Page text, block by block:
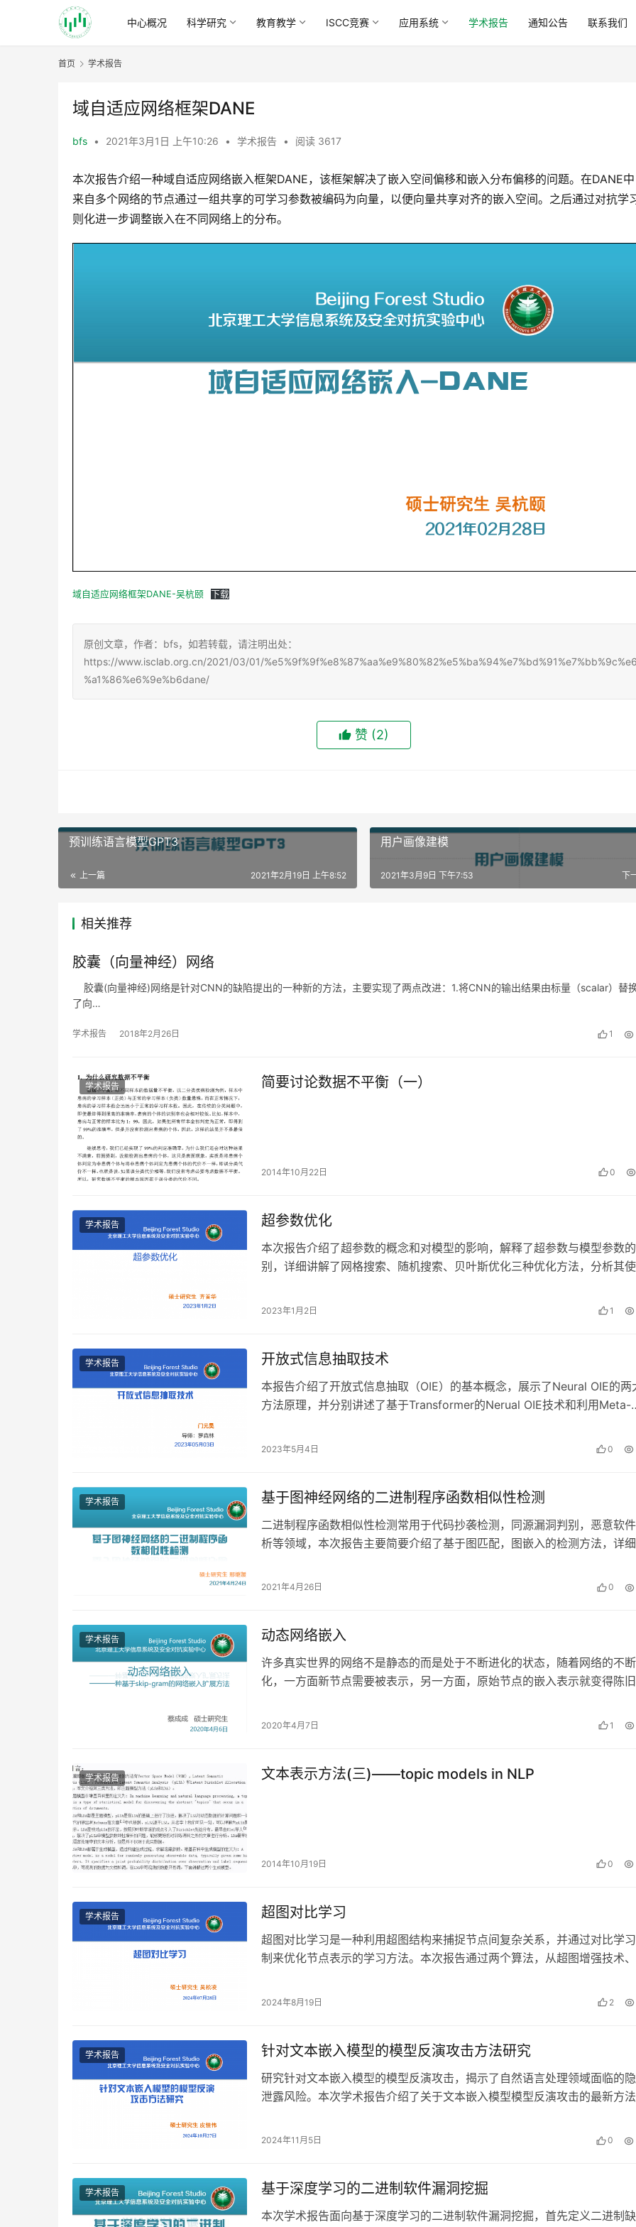
中心概况 科学研究 教育教学 ISCC竞赛 应用系统 学术报告 通知公告 联系我们
首页 学术报告
域自适应网络框架DANE
bfs • 2021年3月1日 上午10:26 • 学术报告 • 阅读 3617
本次报告介绍一种域自适应网络嵌入框架DANE，该框架解决了嵌入空间偏移和嵌入分布偏移的问题。在DANE
来自多个网络的节点通过一组共享的可学习参数被编码为向量，以便向量共享对齐的嵌入空间。之后通过对抗学
则化进一步调整嵌入在不同网络上的分布。
域自适应网络框架DANE-吴杭颐 下载
原创文章，作者：bfs，如若转载，请注明出处：
https://www.isclab.org.cn/2021/03/01/
%a1%86%e6%9e%b6dane/
赞 (2)
预训练语言模型GPT3
上一篇 2021年2月19日 上午8:52
用户画像建模
下
2021年3月9日 下午7:53
相关推荐
胶囊（向量神经）网络
胶囊(向量神经)网络是针对CNN的缺陷提出的一种新的方法，主要实现了两点改进：1.将CNN的输出结果由标量（scalar）替
了向…
学术报告 2018年2月26日 1
学术报告 简要讨论数据不平衡（一）
2014年10月22日 0
学术报告 超参数优化
本次报告介绍了超参数的概念和对模型的影响，解释了超参数与模型参数
别，详细讲解了网格搜索、随机搜索、贝叶斯优化三种优化方法，分析其
2023年1月2日 1
学术报告 开放式信息抽取技术
本报告介绍了开放式信息抽取（OIE）的基本概念，展示了Neural OIE的两
方法原理，并分别讲述了基于Transformer的Nerual OIE技术和利用Meta-
2023年5月4日 0
学术报告 基于图神经网络的二进制程序函数相似性检测
二进制程序函数相似性检测常用于代码抄袭检测，同源漏洞判别，恶意软
析等领域，本次报告主要简要介绍了基于图匹配，图嵌入的检测方法，详
2021年4月26日 0
学术报告 动态网络嵌入
许多真实世界的网络不是静态的而是处于不断进化的状态，随着网络的不
化，一方面新节点需要被表示，另一方面，原始节点的嵌入表示就变得陈
2020年4月7日 1
学术报告 文本表示方法(三)——topic models in NLP
2014年10月19日 0
学术报告 超图对比学习
超图对比学习是一种利用超图结构来捕捉节点间复杂关系，并通过对比学
制来优化节点表示的学习方法。本次报告通过两个算法，从超图增强技术
2024年8月19日 2
学术报告 针对文本嵌入模型的模型反演攻击方法研究
研究针对文本嵌入模型的模型反演攻击，揭示了自然语言处理领域面临的
泄露风险。本次学术报告介绍了关于文本嵌入模型模型反演攻击的最新方
2024年11月5日 0
学术报告 基于深度学习的二进制软件漏洞挖掘
本次学术报告面向基于深度学习的二进制软件漏洞挖掘，首先定义二进制